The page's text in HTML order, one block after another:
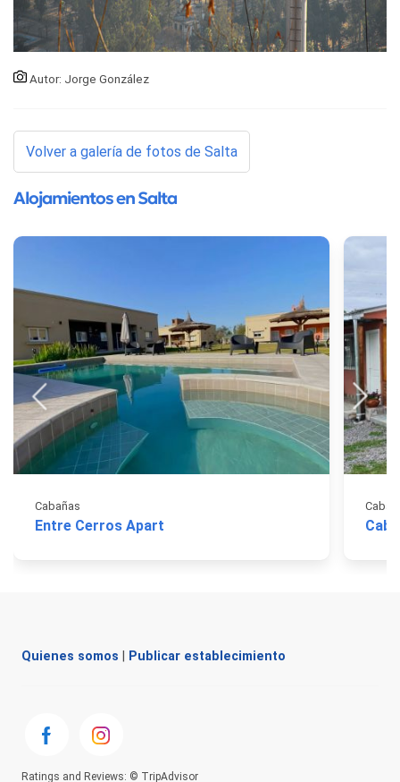
Autor: Jorge González
Volver a galería de fotos de Salta
Alojamientos en Salta
Cabañas
Entre Cerros Apart
Quienes somos Publicar establecimiento
Ratings and Reviews: © TripAdvisor